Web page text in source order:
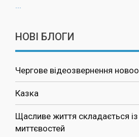
НОВІ БЛОГИ
Чергове відеозвернення
Казка
Щасливе життя складається
миттєвостей